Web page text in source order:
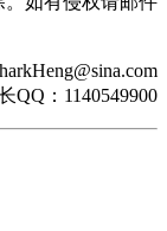
QQ：1140549900